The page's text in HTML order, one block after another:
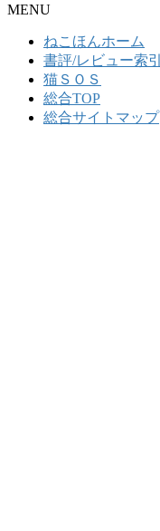
MENU
ねこほんホーム
書評/レビュー索引
猫ＳＯＳ
総合TOP
総合サイトマップ